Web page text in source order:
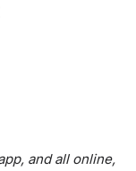
and all online,